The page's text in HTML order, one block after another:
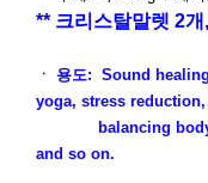
** 크리스탈말렛 2
ㆍ 용도: Sound
yoga, stress reduction,
balancing body
and so on.